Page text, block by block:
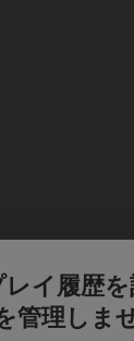
イ履歴を
管理しま